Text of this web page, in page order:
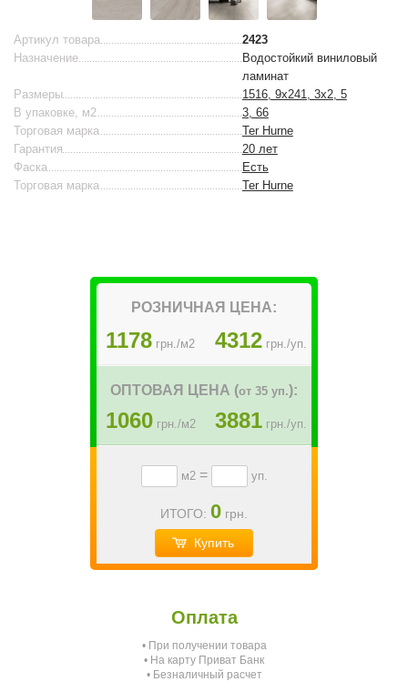
2423
Артикул товара
Водостойкий виниловый
ламинат
Назначение
1516, 9x241, 3x2, 5
Размеры
3, 66
В упаковке, м2
Ter Hurne
Торговая марка
20 лет
Гарантия
Есть
Фаска
Ter Hurne
Торговая марка
РОЗНИЧНАЯ ЦЕНА:
1178 грн./м2 4312 грн./уп.
ОПТОВАЯ ЦЕНА (от 35 уп.):
1060 грн./м2 3881 грн./уп.
м2= уп.
ИТОГО: 0 грн.
Купить
Оплата
• При получении товара
• На карту Приват Банк
• Безналичный расчет